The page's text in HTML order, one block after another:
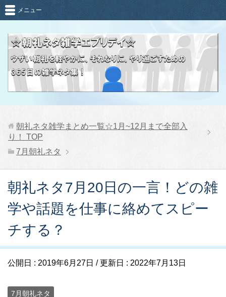
メニュー
朝礼ネタ雑学まとめ一覧☆1月~12月まで全部入
り！
TOP
7月朝礼ネタ
朝礼ネタ7月20日の一言！どの雑
学や話題を仕事に絡めてスピー
チする？
公開日 : 2019年6月27日 / 更新日 : 2022年7月13日
7月朝礼ネタ